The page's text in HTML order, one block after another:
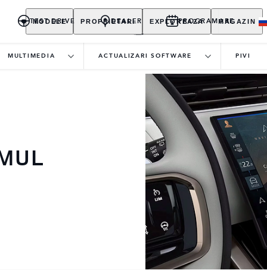
MODELE PROPRIETARI EXPLOREAZA MAGAZIN
TEST DRIVE DEALER PROGRAMARE
MULTIMEDIA ACTUALIZARI SOFTWARE PIVI